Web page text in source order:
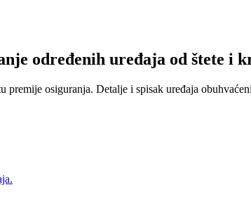
određenih uređaja od štete i
premije osiguranja. Detalje i spisak uređaja